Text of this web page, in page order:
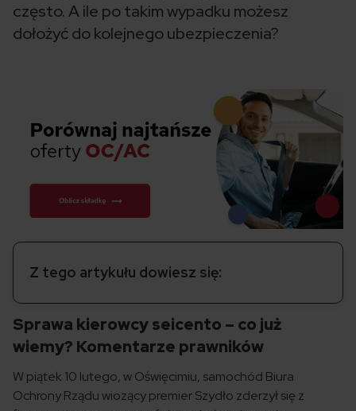
często. A ile po takim wypadku możesz
dołożyć do kolejnego ubezpieczenia?
Z tego artykułu dowiesz się:
Sprawa kierowcy seicento – co już
wiemy? Komentarze prawników
W piątek 10 lutego, w Oświęcimiu, samochód Biura
Ochrony Rządu wiozący premier Szydło zderzył się z